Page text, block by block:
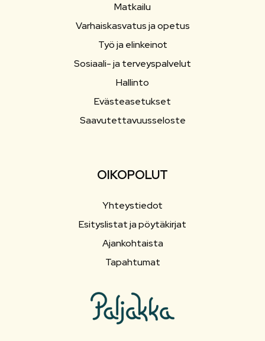
Matkailu
Varhaiskasvatus ja opetus
Työ ja elinkeinot
Sosiaali- ja terveyspalvelut
Hallinto
Evästeasetukset
Saavutettavuusseloste
OIKOPOLUT
Yhteystiedot
Esityslistat ja pöytäkirjat
Ajankohtaista
Tapahtumat